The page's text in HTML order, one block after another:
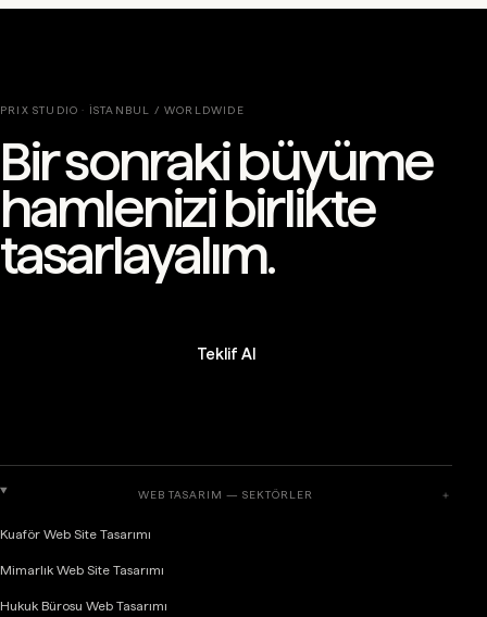
PRIX STUDIO · İSTANBUL / WORLDWIDE
Bir sonraki büyüme
hamlenizi birlikte
tasarlayalım.
Teklif Al
WEB TASARIM — SEKTÖRLER ＋
Kuaför Web Site Tasarımı
Mimarlık Web Site Tasarımı
Hukuk Bürosu Web Tasarımı